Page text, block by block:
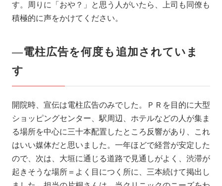
す。周りに「おや？」と思う人がいたら、上司も同僚も
積極的に声をかけてください。
―電柱広告を何度も追加されていま
す
開院時、宣伝は電柱広告のみでした。ＰＲを目的に大型
ショッピングセンター、駅周辺、ホテルなどの人が集ま
る場所を中心に三十本配置したところ反響があり、これ
はいい媒体だと思いました。一年ほどで経営が安定した
ので、次は、大垣に通じる道路で見通しがよく、渋滞が
起きそうな場所＝よく目につく所に、三本続けて掲出し